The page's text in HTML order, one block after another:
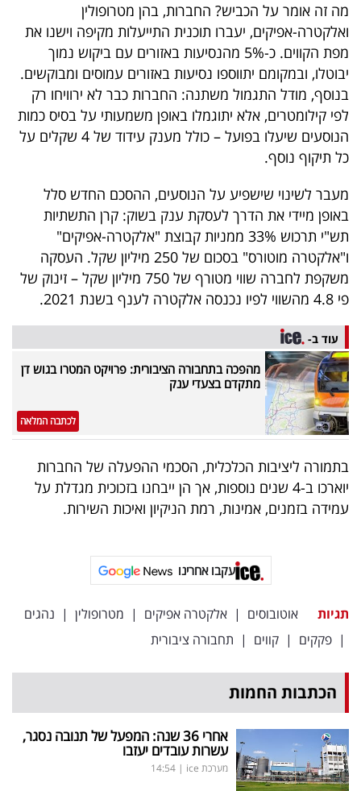
40
UNDER
40
שיתופי
פעולה
דרושים
ניוזלטרים
מייל
אדום
פרסמו
באייס
עקבו
מה זה אומר על הכביש? החברות, בהן מטרופולין
ואלקטרה-אפיקים, יעברו תוכנית התייעלות מקיפה וישנו את
מפת הקווים. כ-5% מהנסיעות באזורים עם ביקוש נמוך
יבוטלו, ובמקומם יתווספו נסיעות באזורים עמוסים ומבוקשים.
בנוסף, מודל התגמול משתנה: החברות כבר לא ירוויחו רק
לפי קילומטרים, אלא יתוגמלו באופן משמעותי על בסיס כמות
הנוסעים שיעלו בפועל – כולל מענק עידוד של 4 שקלים על
כל תיקוף נוסף.
מעבר לשינוי שישפיע על הנוסעים, ההסכם החדש סלל
באופן מיידי את הדרך לעסקת ענק בשוק: קרן התשתיות
תש"י תרכוש 33% ממניות קבוצת "אלקטרה-אפיקים"
ו"אלקטרה מוטורס" בסכום של 250 מיליון שקל. העסקה
משקפת לחברה שווי מטורף של 750 מיליון שקל – זינוק של
פי 4.8 מהשווי לפיו נכנסה אלקטרה לענף בשנת 2021.
עוד ב-
מהפכה בתחבורה הציבורית: פרויקט המטרו בגוש דן
מתקדם בצעדי ענק
לכתבה המלאה
בתמורה ליציבות הכלכלית, הסכמי ההפעלה של החברות
יוארכו ב-4 שנים נוספות, אך הן ייבחנו בזכוכית מגדלת על
עמידה בזמנים, אמינות, רמת הניקיון ואיכות השירות.
עקבו אחרינו
תגיות אוטובוסים | אלקטרה אפיקים | מטרופולין | נהגים
| פקקים | קווים | תחבורה ציבורית
הכתבות החמות
אחרי 36 שנה: המפעל של תנובה נסגר,
עשרות עובדים יעזבו
מערכת ice |
14:54